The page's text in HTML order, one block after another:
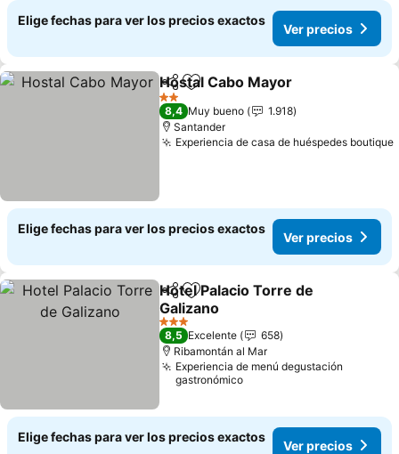
Elige fechas para ver los precios exactos
Ver precios
CompartirAgregar a favoritos
Hostal Cabo Mayor
2 Estrellas
8,4 Muy bueno
1.918
Santander
Experiencia de casa de huéspedes boutique
Elige fechas para ver los precios exactos
Ver precios
CompartirAgregar a favoritos
Hotel Palacio Torre de
Galizano
3 Estrellas
8,5 Excelente
658
Ribamontán al Mar
Experiencia de menú degustación
gastronómico
Elige fechas para ver los precios exactos
Ver precios